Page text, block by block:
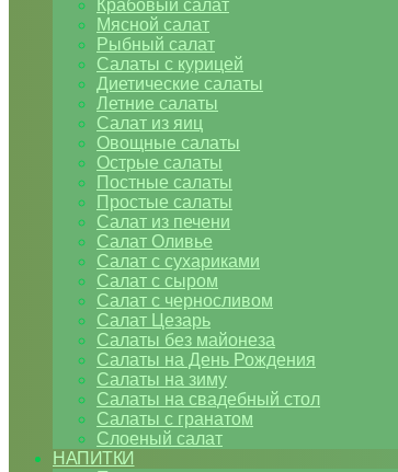
Крабовый салат
Мясной салат
Рыбный салат
Салаты с курицей
Диетические салаты
Летние салаты
Салат из яиц
Овощные салаты
Острые салаты
Постные салаты
Простые салаты
Салат из печени
Салат Оливье
Салат с сухариками
Салат с сыром
Салат с черносливом
Салат Цезарь
Салаты без майонеза
Салаты на День Рождения
Салаты на зиму
Салаты на свадебный стол
Салаты с гранатом
Слоеный салат
НАПИТКИ